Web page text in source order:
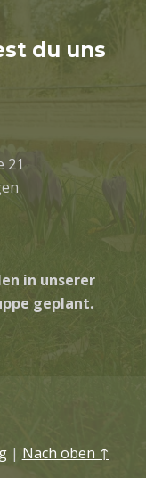
du uns
21
in unserer
geplant.
| Nach oben ↑